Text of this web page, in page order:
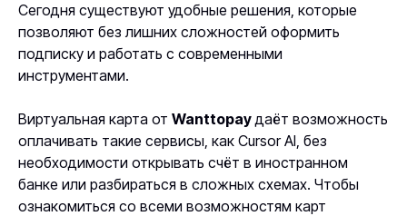
Сегодня существуют удобные решения, которые
позволяют без лишних сложностей оформить
подписку и работать с современными
инструментами.
Виртуальная карта от Wanttopayдаёт возможность
оплачивать такие сервисы, как Cursor AI, без
необходимости открывать счёт в иностранном
банке или разбираться в сложных схемах. Чтобы
ознакомиться со всеми возможностям карт